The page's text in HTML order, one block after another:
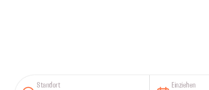
Standort Einziehen